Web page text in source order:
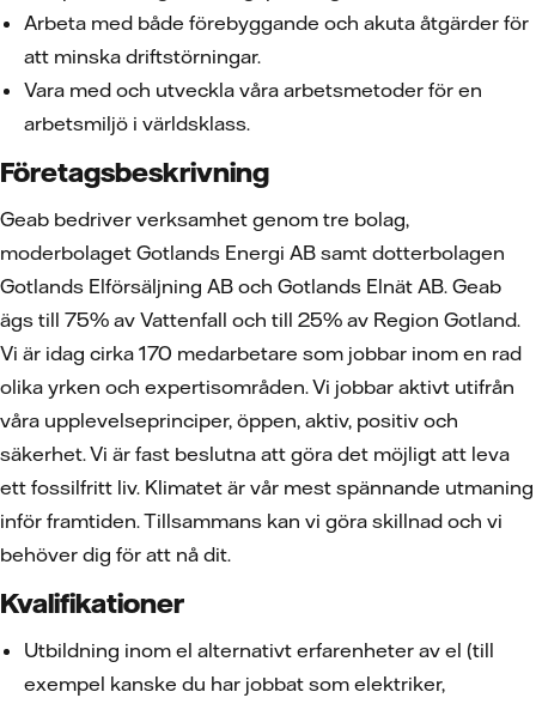
Arbeta med både förebyggande och akuta åtgärder för
att minska driftstörningar.
Vara med och utveckla våra arbetsmetoder för en
arbetsmiljö i världsklass.
Företagsbeskrivning
Geab bedriver verksamhet genom tre bolag,
moderbolaget Gotlands Energi AB samt dotterbolagen
Gotlands Elförsäljning AB och Gotlands Elnät AB. Geab
ägs till 75% av Vattenfall och till 25% av Region Gotland.
Vi är idag cirka 170 medarbetare som jobbar inom en rad
olika yrken och expertisområden. Vi jobbar aktivt utifrån
våra upplevelseprinciper, öppen, aktiv, positiv och
säkerhet. Vi är fast beslutna att göra det möjligt att leva
ett fossilfritt liv. Klimatet är vår mest spännande utmaning
inför framtiden. Tillsammans kan vi göra skillnad och vi
behöver dig för att nå dit.
Kvalifikationer
Utbildning inom el alternativt erfarenheter av el (till
exempel kanske du har jobbat som elektriker,